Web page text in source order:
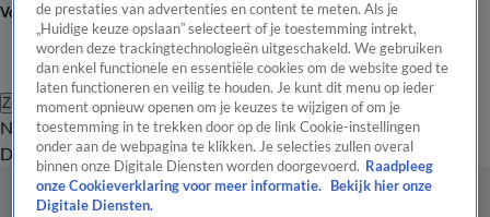
Volg Nieuws van de Dag
Zoeken
Nieuws van de DagOpinie van de
Dag
Video'sUitzendingen PodcastPanelContact
de prestaties van advertenties en content te meten. Als je
„Huidige keuze opslaan” selecteert of je toestemming intrekt,
worden deze trackingtechnologieën uitgeschakeld. We gebruiken
dan enkel functionele en essentiële cookies om de website goed te
laten functioneren en veilig te houden. Je kunt dit menu op ieder
moment opnieuw openen om je keuzes te wijzigen of om je
toestemming in te trekken door op de link Cookie-instellingen
onder aan de webpagina te klikken. Je selecties zullen overal
binnen onze Digitale Diensten worden doorgevoerd. Raadpleeg
onze Cookieverklaring voor meer informatie.
Bekijk hier onze
Digitale Diensten.